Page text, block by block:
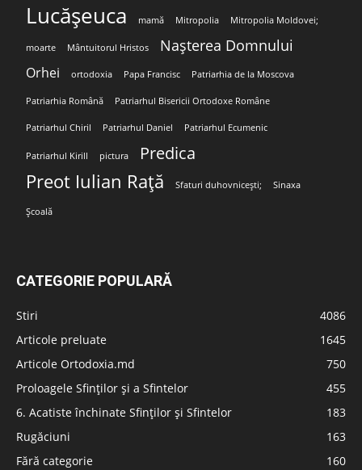
Lucășeuca mamă Mitropolia Mitropolia Moldovei;
moarte Mântuitorul Hristos Nașterea Domnului
Orhei ortodoxia Papa Francisc Patriarhia de la Moscova
Patriarhia Română Patriarhul Bisericii Ortodoxe Române
Patriarhul Chiril Patriarhul Daniel Patriarhul Ecumenic
Patriarhul Kirill pictura Predica
Preot Iulian Rață Sfaturi duhovnicești; Sinaxa
Școală
CATEGORIE POPULARĂ
Stiri
4086
Articole preluate
1645
Articole Ortodoxia.md
750
Proloagele Sfinților și a Sfintelor
455
6. Acatiste închinate Sfinților și Sfintelor
183
Rugăciuni
163
Fără categorie
160